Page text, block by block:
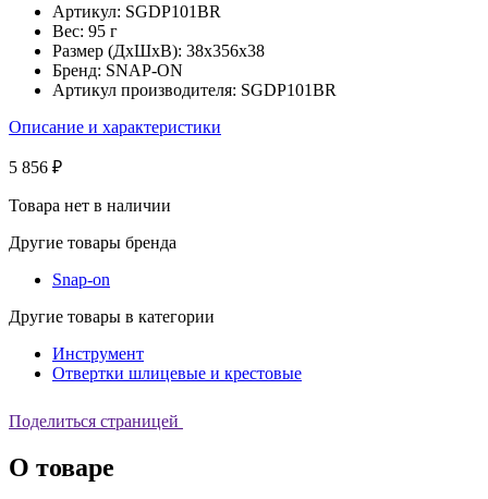
Артикул: SGDP101BR
Вес: 95 г
Размер (ДхШхВ): 38x356x38
Бренд: SNAP-ON
Артикул производителя: SGDP101BR
Описание и характеристики
5 856 ₽
Товара нет в наличии
Другие товары бренда
Snap-on
Другие товары в категории
Инструмент
Отвертки шлицевые и крестовые
Поделиться страницей
О товаре